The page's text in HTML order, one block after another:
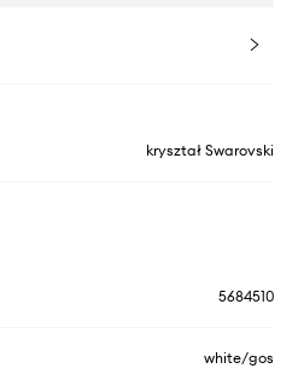
kryształ Swarovski
5684510
white/gos